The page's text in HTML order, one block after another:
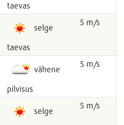
taevas
selge
taevas
5 m/s
vähene
pilvisus
5 m/s
selge
5 m/s